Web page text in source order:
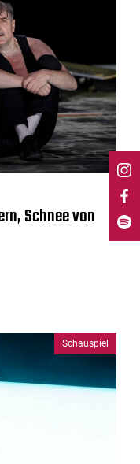
Schnee von
Schauspiel